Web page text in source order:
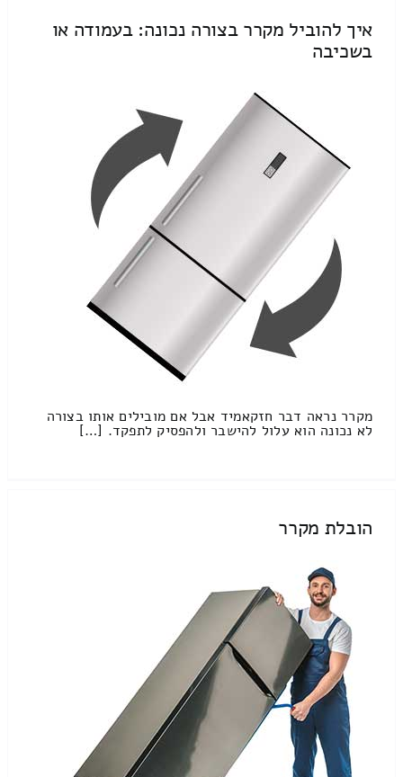
איך להוביל מקרר בצורה נכונה: בעמודה או
בשכיבה
מקרר נראה דבר חזקאמיד אבל אם מובילים אותו בצורה
לא נכונה הוא עלול להישבר ולהפסיק לתפקד. […]
הובלת מקרר